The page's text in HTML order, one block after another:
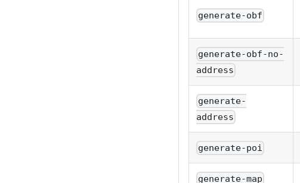
generate-obf
generate-obf-no-
address
generate-
address
generate-poi
generate-map